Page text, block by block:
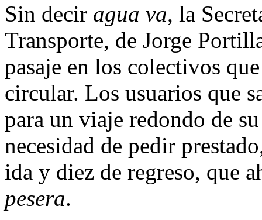
Sin decir agua va, la
Transporte, de Jorge
pasaje en los colectivos
circular. Los usuarios que
para un viaje redondo de
necesidad de pedir
ida y diez de regreso, que
pesera.